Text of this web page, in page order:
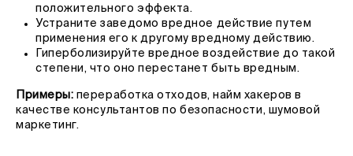
положительного эффекта.
Устраните заведомо вредное действие путем
применения его к другому вредному действию.
Гиперболизируйте вредное воздействие до такой
степени, что оно перестанет быть вредным.
Примеры: переработка отходов, найм хакеров в
качестве консультантов по безопасности, шумовой
маркетинг.